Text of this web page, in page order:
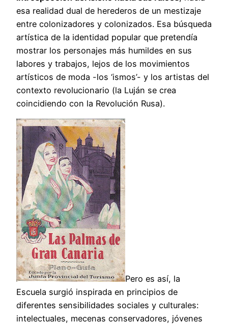
esa realidad dual de herederos de un mestizaje
entre colonizadores y colonizados. Esa búsqueda
artística de la identidad popular que pretendía
mostrar los personajes más humildes en sus
labores y trabajos, lejos de los movimientos
artísticos de moda -los ‘ismos’- y los artistas del
contexto revolucionario (la Luján se crea
coincidiendo con la Revolución Rusa).
Pero es así, la
Escuela surgió inspirada en principios de
diferentes sensibilidades sociales y culturales:
intelectuales, mecenas conservadores, jóvenes